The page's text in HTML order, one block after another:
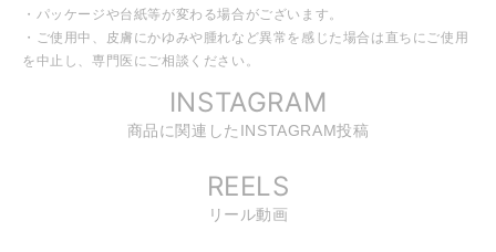
・パッケージや台紙等が変わる場合がございます。
・ご使用中、皮膚にかゆみや腫れなど異常を感じた場合は直ちにご使用
を中止し、専門医にご相談ください。
INSTAGRAM
商品に関連したINSTAGRAM投稿
REELS
リール動画